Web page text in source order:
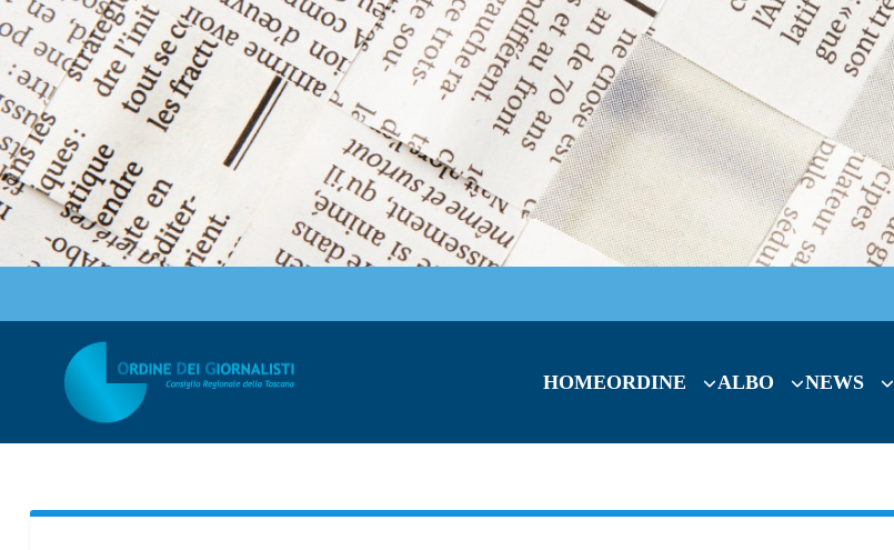
HOMEORDINE ALBO NEWS